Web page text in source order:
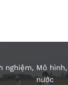
nghiệm, Mô
nước